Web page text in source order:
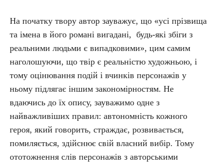
На початку твору автор зауважує, що «усі прізвища
та імена в його романі вигадані, будь-які збіги з
реальними людьми є випадковими», цим самим
наголошуючи, що твір є реальністю художньою, і
тому оцінювання подій і вчинків персонажів у
ньому підлягає іншим закономірностям. Не
вдаючись до їх опису, зауважимо одне з
найважливіших правил: автономність кожного
героя, який говорить, страждає, розвивається,
помиляється, здійснює свій власний вибір. Тому
ототожнення слів персонажів з авторськими